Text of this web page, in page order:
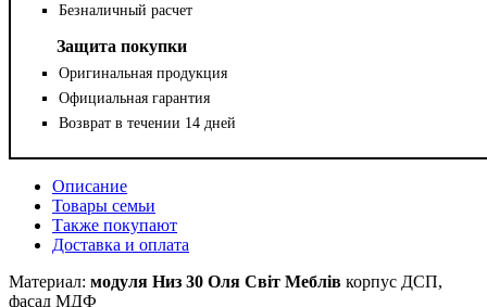
Безналичный расчет
Защита покупки
Оригинальная продукция
Официальная гарантия
Возврат в течении 14 дней
Описание
Товары семьи
Также покупают
Доставка и оплата
Материал: модуля Низ 30 Оля Світ Меблів корпус ДСП,
фасад МДФ